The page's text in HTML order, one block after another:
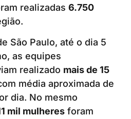
realizadas 6.750
São Paulo, até o dia 5
as equipes
realizado mais de 15
média aproximada de
dia. No mesmo
mil mulheres foram